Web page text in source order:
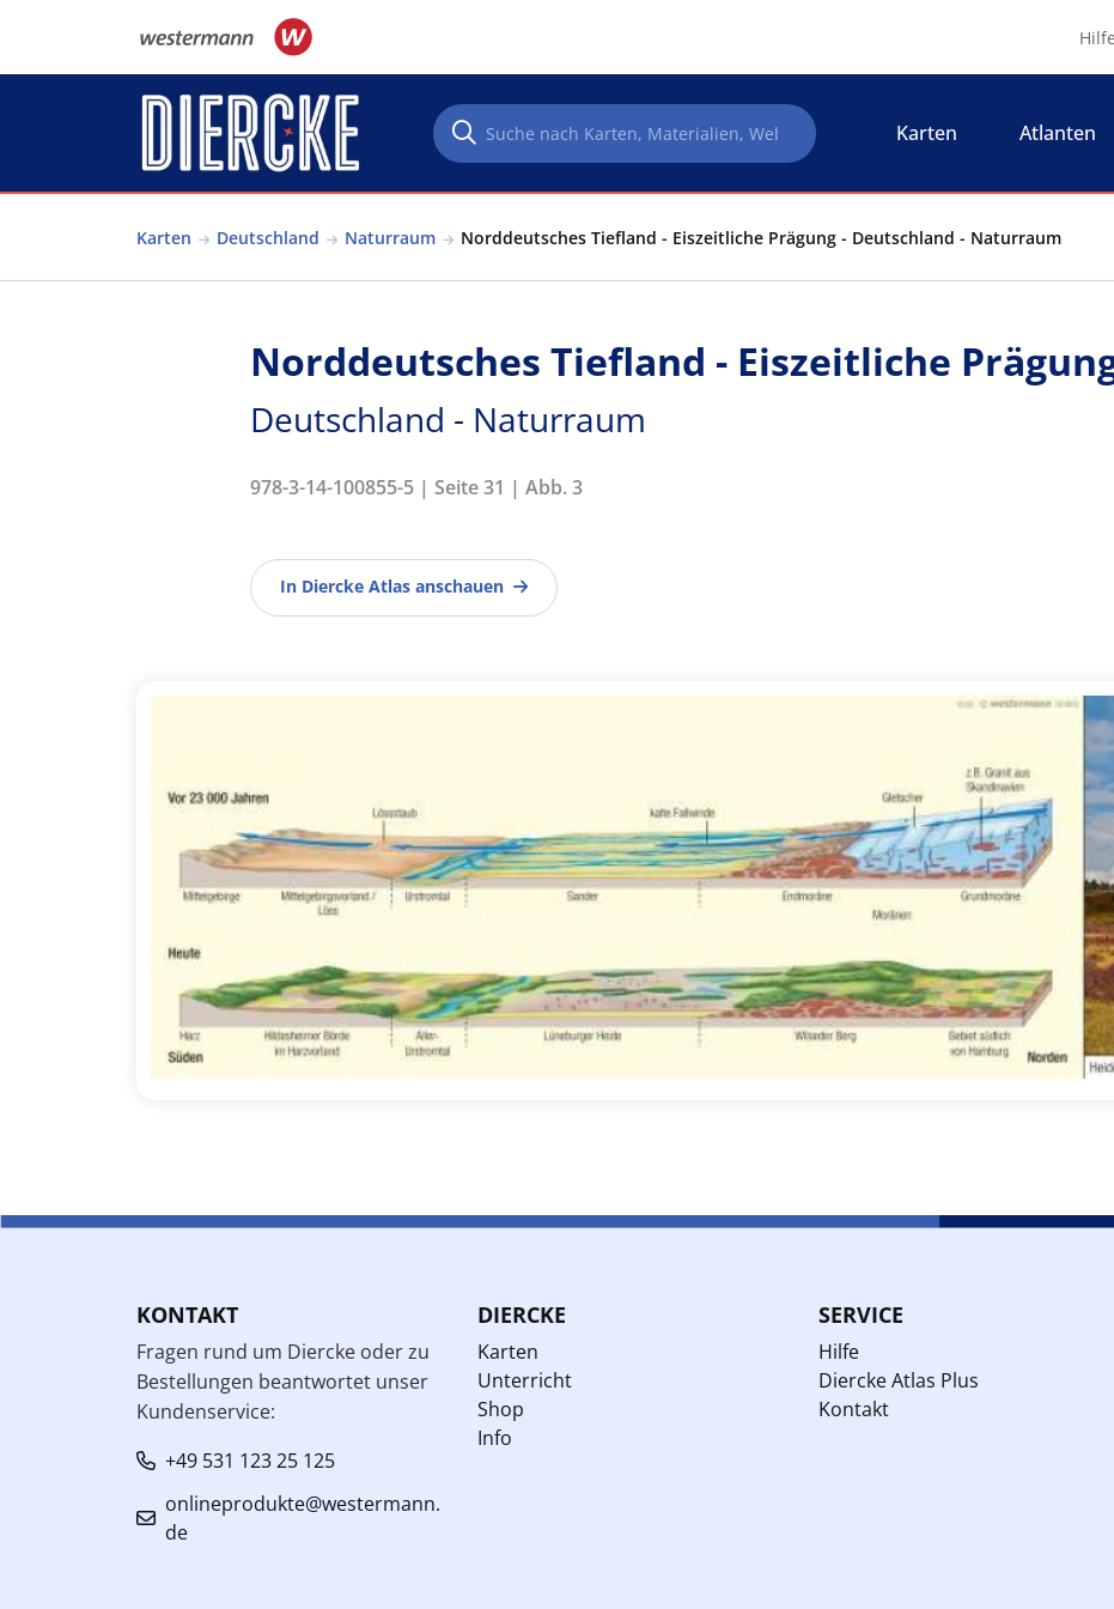
Hilfe
Karten Atlanten
Karten Deutschland Naturraum Norddeutsches Tiefland - Eiszeitliche Prägung - Deutschland - Naturraum
Norddeutsches Tiefland - Eiszeitliche
Deutschland - Naturraum
978-3-14-100855-5 | Seite 31 | Abb. 3
In Diercke Atlas anschauen
KONTAKT
Fragen rund um Diercke oder zu
Bestellungen beantwortet unser
Kundenservice:
+49 531 123 25 125
onlineprodukte@westermann.
de
DIERCKE
Karten
Unterricht
Shop
Info
SERVICE
Hilfe
Diercke Atlas Plus
Kontakt